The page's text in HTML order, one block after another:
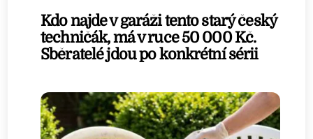
Kdo najde v garáži tento starý český
techničák, má v ruce 50 000 Kč.
Sběratelé jdou po konkrétní sérii